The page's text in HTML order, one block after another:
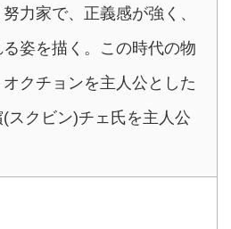
力家で、正義感が強く、
姿を描く。この時代の物
クチョンを主人公とした
スクビン)チェ氏を主人公